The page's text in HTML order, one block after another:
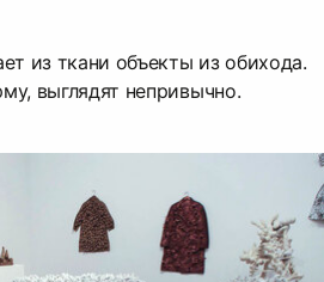
из ткани объекты из обихода.
выглядят непривычно.